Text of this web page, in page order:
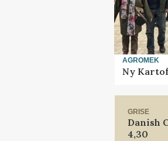
AGROMEK
Ny
GRISE
Danish
4,30